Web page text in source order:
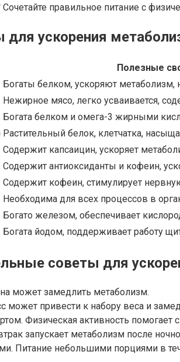
правильное питание с
ускорения
Полезные
Богаты белком, ускоряют метаболизм,
Нежирное мясо, легко усваивается,
Богата белком и омега-3 жирными
Растительный белок, клетчатка,
Содержит капсаицин, ускоряет
Содержит антиоксиданты и кофеин,
Содержит кофеин, стимулирует
Необходима для всех процессов в
Богато железом, обеспечивает
Богата йодом, поддерживает работу
советы для
может замедлить метаболизм.
может привести к набору веса и
Физическая активность помогает
запускает метаболизм после
Питание небольшими порциями в